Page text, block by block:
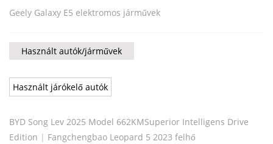
Geely Galaxy E5 elektromos járművek
Használt autók/járművek
Használt járókelő autók
BYD Song Lev 2025 Model 662KMSuperior Intelligens Drive
Edition | Fangchengbao Leopard 5 2023 felhő